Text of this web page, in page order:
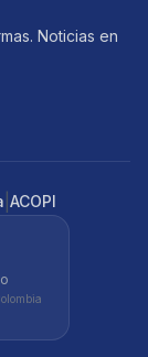
Noticias en
ACOPI